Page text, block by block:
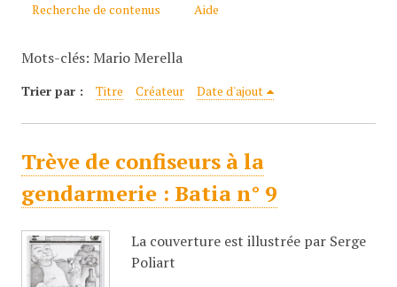
Recherche de contenus
Aide
Mots-clés: Mario Merella
Trier par : Titre Créateur Date d'ajout
Trève de confiseurs à la
gendarmerie : Batia n° 9
La couverture est illustrée par Serge
Poliart